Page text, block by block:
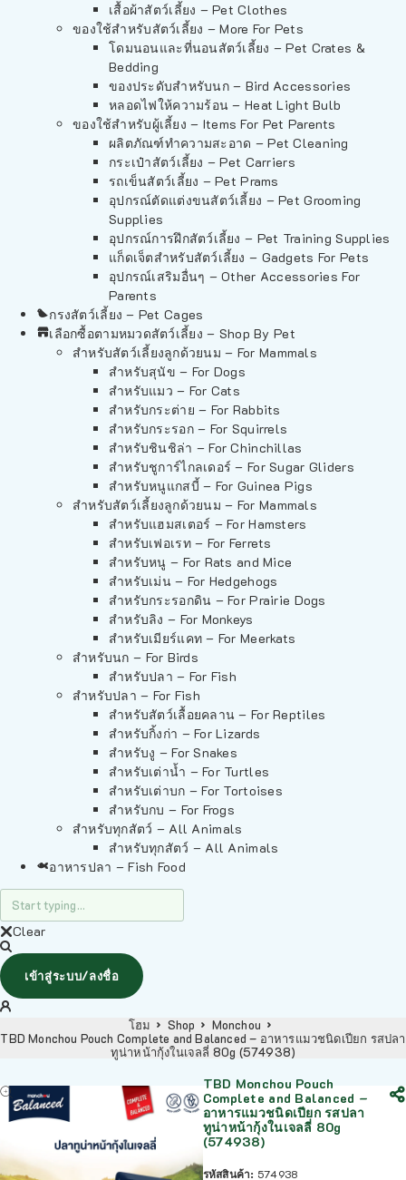
เสื้อผ้าสัตว์เลี้ยง – Pet Clothes
ของใช้สำหรับสัตว์เลี้ยง – More For Pets
โดมนอนและที่นอนสัตว์เลี้ยง – Pet Crates &
Bedding
ของประดับสำหรับนก – Bird Accessories
หลอดไฟให้ความร้อน – Heat Light Bulb
ของใช้สำหรับผู้เลี้ยง – Items For Pet Parents
ผลิตภัณฑ์ทำความสะอาด – Pet Cleaning
กระเป๋าสัตว์เลี้ยง – Pet Carriers
รถเข็นสัตว์เลี้ยง – Pet Prams
อุปกรณ์ตัดแต่งขนสัตว์เลี้ยง – Pet Grooming
Supplies
อุปกรณ์การฝึกสัตว์เลี้ยง – Pet Training Supplies
แก็ดเจ็ตสำหรับสัตว์เลี้ยง – Gadgets For Pets
อุปกรณ์เสริมอื่นๆ – Other Accessories For
Parents
กรงสัตว์เลี้ยง – Pet Cages
เลือกซื้อตามหมวดสัตว์เลี้ยง – Shop By Pet
สำหรับสัตว์เลี้ยงลูกด้วยนม – For Mammals
สำหรับสุนัข – For Dogs
สำหรับแมว – For Cats
สำหรับกระต่าย – For Rabbits
สำหรับกระรอก – For Squirrels
สำหรับชินชิล่า – For Chinchillas
สำหรับชูการ์ไกลเดอร์ – For Sugar Gliders
สำหรับหนูแกสบี้ – For Guinea Pigs
สำหรับสัตว์เลี้ยงลูกด้วยนม – For Mammals
สำหรับแฮมสเตอร์ – For Hamsters
สำหรับเฟอเรท – For Ferrets
สำหรับหนู – For Rats and Mice
สำหรับเม่น – For Hedgehogs
สำหรับกระรอกดิน – For Prairie Dogs
สำหรับลิง – For Monkeys
สำหรับเมียร์แคท – For Meerkats
สำหรับนก – For Birds
สำหรับปลา – For Fish
สำหรับปลา – For Fish
สำหรับสัตว์เลื้อยคลาน – For Reptiles
สำหรับกิ้งก่า – For Lizards
สำหรับงู – For Snakes
สำหรับเต่าน้ำ – For Turtles
สำหรับเต่าบก – For Tortoises
สำหรับกบ – For Frogs
สำหรับทุกสัตว์ – All Animals
สำหรับทุกสัตว์ – All Animals
อาหารปลา – Fish Food
Clear
เข้าสู่ระบบ/ลงชื่อ
โฮม Shop
Monchou
TBD Monchou Pouch Complete and Balanced – อาหารแมวชนิดเปียก รสปลา
ทูน่าหน้ากุ้งในเจลลี่ 80g (574938)
TBD Monchou Pouch
Complete and Balanced –
อาหารแมวชนิดเปียก รสปลา
ทูน่าหน้ากุ้งในเจลลี่ 80g
(574938)
รหัสสินค้า: 574938